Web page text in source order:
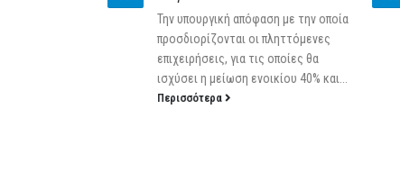
Την υπουργική απόφαση με την οποία
προσδιορίζονται οι πληττόμενες
επιχειρήσεις, για τις οποίες θα
ισχύσει η μείωση ενοικίου 40% και...
Περισσότερα